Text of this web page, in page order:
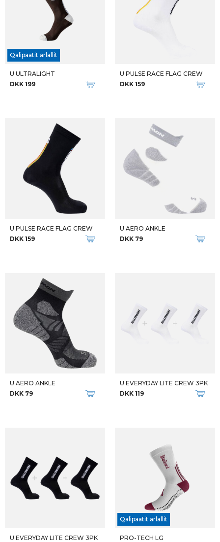
Qalipaatit arlallit
U ULTRALIGHT
DKK 199
U PULSE RACE FLAG CREW
DKK 159
U PULSE RACE FLAG CREW
DKK 159
U AERO ANKLE
DKK 79
U AERO ANKLE
DKK 79
U EVERYDAY LITE CREW 3PK
DKK 119
U EVERYDAY LITE CREW 3PK
Qalipaatit arlallit
PRO-TECH LG